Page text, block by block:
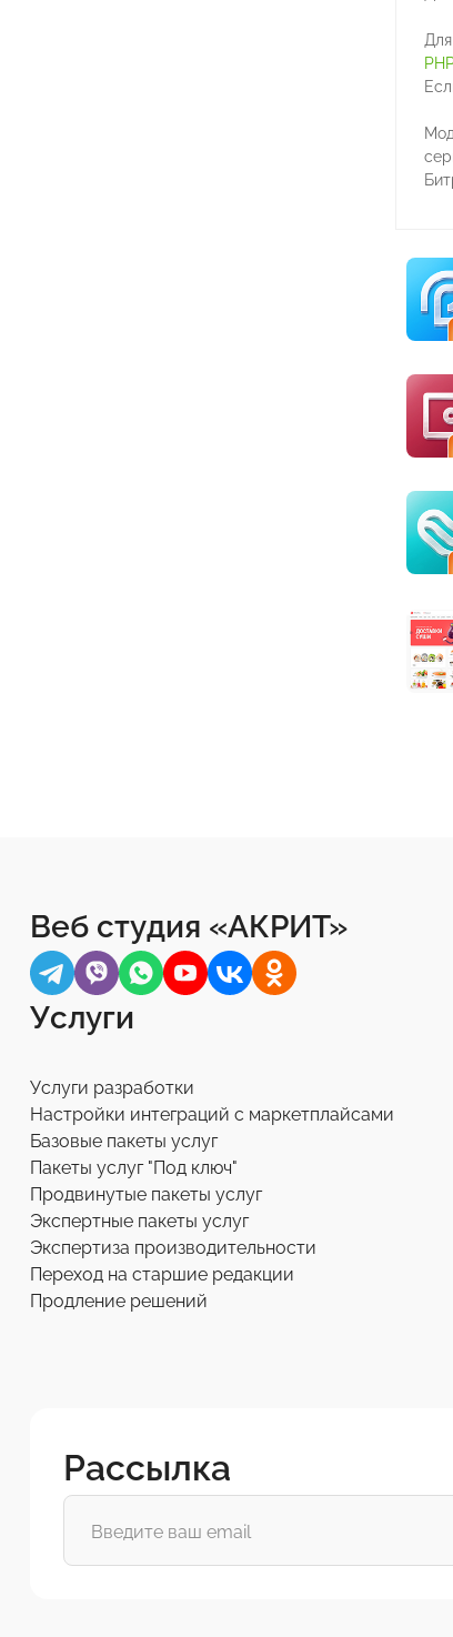
Веб студия «АКРИТ»
Услуги
Услуги разработки
Настройки интеграций с маркетплайсами
Базовые пакеты услуг
Пакеты услуг "Под ключ"
Продвинутые пакеты услуг
Экспертные пакеты услуг
Экспертиза производительности
Переход на старшие редакции
Продление решений
Рассылка